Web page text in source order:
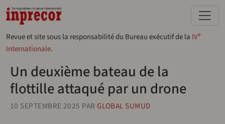
Aller au contenu principal
Revue et site sous la responsabilité du Bureau exécutif de la IVe
Internationale.
Un deuxième bateau de la
flottille attaqué par un drone
10 SEPTEMBRE 2025 PAR GLOBAL SUMUD